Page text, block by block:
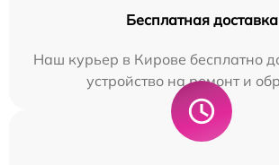
Бесплатная доставка
Наш курьер в Кирове бесплатно
устройство на ремонт и